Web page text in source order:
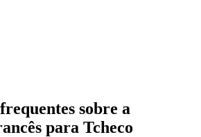
sobre a
para Tcheco